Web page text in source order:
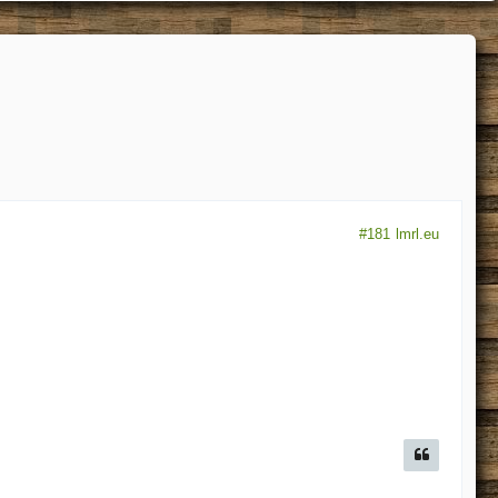
#181 lmrl.eu